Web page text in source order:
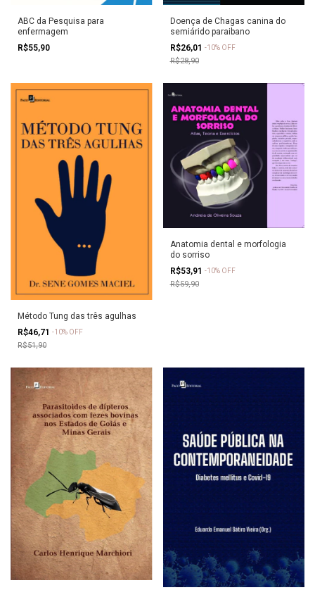
ABC da Pesquisa para
enfermagem
R$55,90
Doença de Chagas canina do
semiárido paraibano
R$26,01 -10% OFF
R$28,90
Método Tung das três agulhas
R$46,71 -10% OFF
R$51,90
Anatomia dental e morfologia
do sorriso
R$53,91 -10% OFF
R$59,90